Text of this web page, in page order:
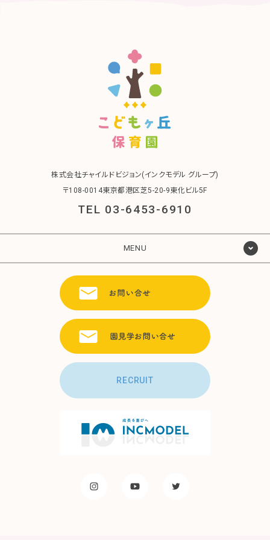
株式会社チャイルドビジョン(インクモデル グループ)
〒108-0014東京都港区芝5-20-9東化ビル5F
TEL 03-6453-6910
MENU
RECRUIT